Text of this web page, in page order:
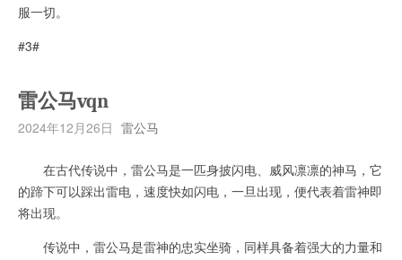
服一切。
#3#
雷公马vqn
2024年12月26日 雷公马
在古代传说中，雷公马是一匹身披闪电、威风凛凛的神马，它
的蹄下可以踩出雷电，速度快如闪电，一旦出现，便代表着雷神即
将出现。
传说中，雷公马是雷神的忠实坐骑，同样具备着强大的力量和